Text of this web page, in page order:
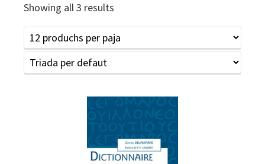
Showing all 3 results